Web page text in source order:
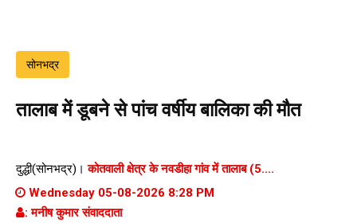
सोनभद्र
तालाब में डूबने से पांच वर्षीय बालिका की मौत
दुद्धी(सोनभद्र)।कोतवाली क्षेत्र के नवडीहा गांव में तालाब (5....
Wednesday 05-08-2026 8:28 PM
: मनीष कुमार संवाददाता